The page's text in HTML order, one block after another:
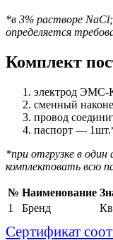
*в 3% растворе
определяется
Комплект
электрод
сменный
провод
паспорт —
*при отгрузке в один
комплектовать всю
№ Наименование
1
Бренд
Сертификат